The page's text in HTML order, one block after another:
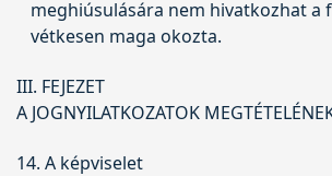
meghiúsulására nem hivatkozhat a
vétkesen maga okozta.
III. FEJEZET
A JOGNYILATKOZATOK
14. A képviselet